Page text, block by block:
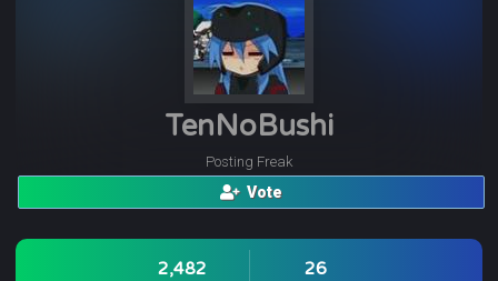
TenNoBushi
Posting Freak
Vote
2,482 26